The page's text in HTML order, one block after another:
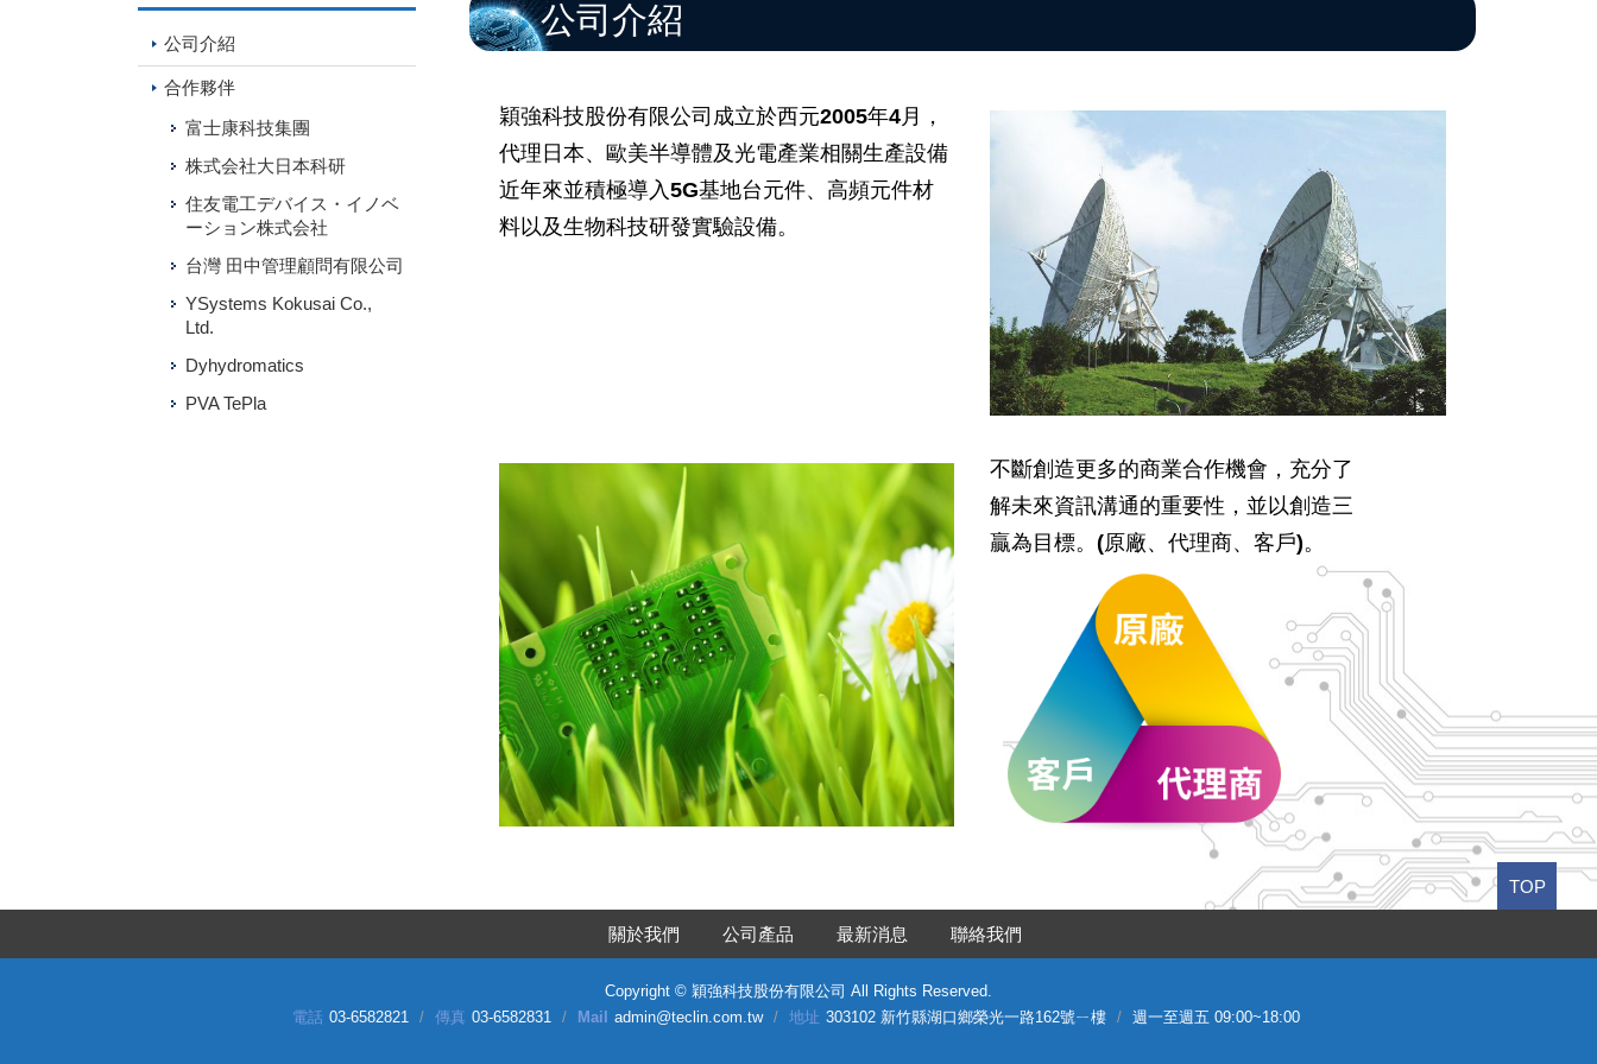
公司介紹
合作夥伴
富士康科技集團
株式会社大日本科研
住友電工デバイス・イノベ
ーション株式会社
台灣 田中管理顧問有限公司
YSystems Kokusai Co.,
Ltd.
Dyhydromatics
PVA TePla
公司介紹
穎強科技股份有限公司成立於西元2005年4月，
代理日本、歐美半導體及光電產業相關生產設備
近年來並積極導入5G基地台元件、高頻元件材
料以及生物科技研發實驗設備。
不斷創造更多的商業合作機會，充分了
解未來資訊溝通的重要性，並以創造三
贏為目標。(原廠、代理商、客戶)。
TOP
關於我們 公司產品 最新消息 聯絡我們
Copyright © 穎強科技股份有限公司 All Rights Reserved.
電話 03-6582821 傳真 03-6582831 Mail admin@teclin.com.tw 地址 303102 新竹縣湖口鄉榮光一路162號ㄧ樓 週一至週五 09:00~18:00